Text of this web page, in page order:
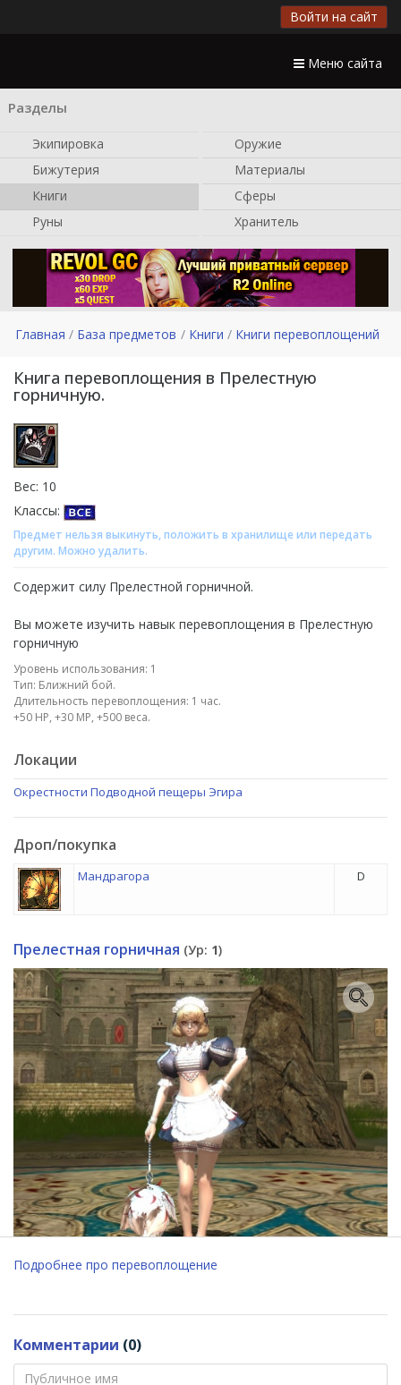
Войти на сайт
Меню сайта
Разделы
Экипировка
Оружие
Бижутерия
Материалы
Книги
Сферы
Руны
Хранитель
Главная База предметов Книги Книги перевоплощений
Книга перевоплощения в Прелестную
горничную.
Вес: 10
Классы:
Предмет нельзя выкинуть, положить в хранилище или передать
другим. Можно удалить.
Содержит силу Прелестной горничной.
Вы можете изучить навык перевоплощения в Прелестную
горничную
Уровень использования: 1
Тип: Ближний бой.
Длительность перевоплощения: 1 час.
+50 НР, +30 МР, +500 веса.
Локации
Окрестности Подводной пещеры Эгира
Дроп/покупка
Мандрагора D
Прелестная горничная (Ур: 1)
Подробнее про перевоплощение
Комментарии (0)